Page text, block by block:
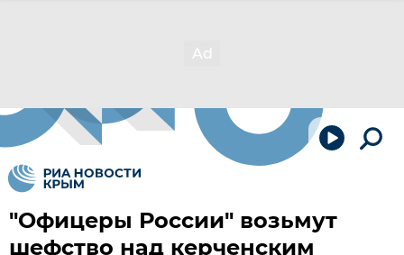
"Офицеры России" возьмут
шефство над керченским